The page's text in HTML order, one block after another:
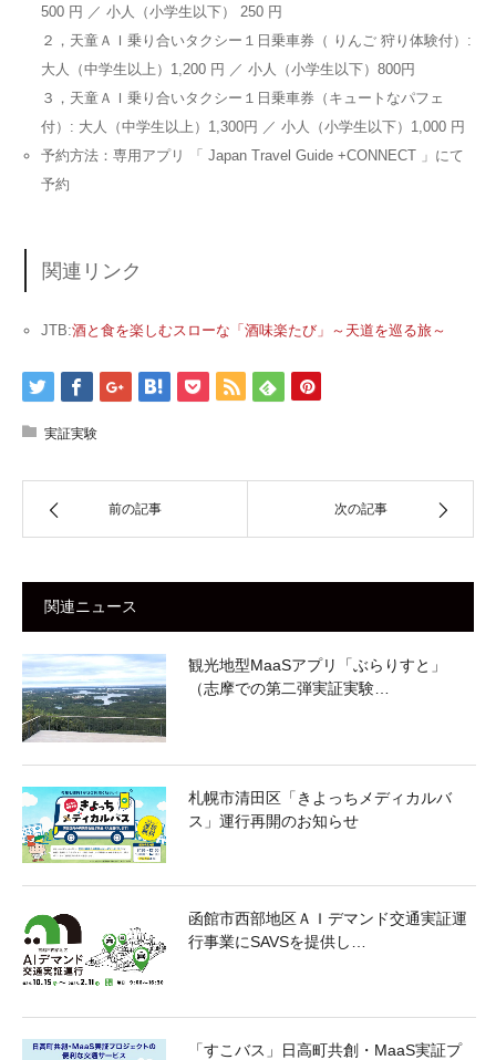
500 円 ／ 小人（小学生以下） 250 円
２，天童ＡＩ乗り合いタクシー１日乗車券（ りんご 狩り体験付）:
大人（中学生以上）1,200 円 ／ 小人（小学生以下）800円
３，天童ＡＩ乗り合いタクシー１日乗車券（キュートなパフェ
付）: 大人（中学生以上）1,300円 ／ 小人（小学生以下）1,000 円
予約方法：専用アプリ 「 Japan Travel Guide +CONNECT 」にて
予約
関連リンク
JTB:酒と食を楽しむスローな「酒味楽たび」～天道を巡る旅～
実証実験
前の記事 次の記事
関連ニュース
観光地型MaaSアプリ「ぶらりすと」
（志摩での第二弾実証実験…
札幌市清田区「きよっちメディカルバ
ス」運行再開のお知らせ
函館市⻄部地区ＡＩデマンド交通実証運
⾏事業にSAVSを提供し…
「すこバス」日高町共創・MaaS実証プ